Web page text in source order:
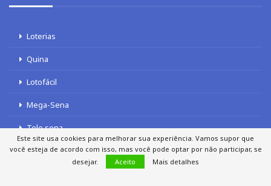
Loterias
Quina
Lotofácil
Mega-Sena
Tele sena
Este site usa cookies para melhorar sua experiência. Vamos supor que
você esteja de acordo com isso, mas você pode optar por não participar, se
desejar.
Aceito Mais detalhes